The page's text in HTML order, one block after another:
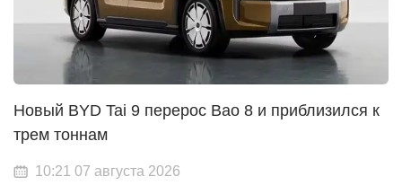
Новый BYD Tai 9 перерос Bao 8 и приблизился к
трем тоннам
10:21 07 августа 2026